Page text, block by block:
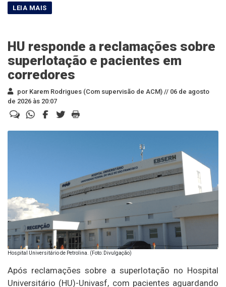
HU responde a reclamações sobre
superlotação e pacientes em
corredores
por Karem Rodrigues (Com supervisão de ACM) // 06 de agosto
de 2026 às 20:07
Hospital Universitário de Petrolina. (Foto: Divulgação)
Após reclamações sobre a superlotação no Hospital
Universitário (HU)-Univasf, com pacientes aguardando